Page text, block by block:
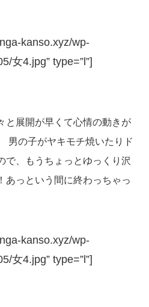
kanso.xyz/wp-
女4.jpg” type=”l”]
と展開が早くて心情の動きが
男の子がヤキモチ焼いたりド
で、もうちょっとゆっくり沢
あっという間に終わっちゃっ
kanso.xyz/wp-
女4.jpg” type=”l”]